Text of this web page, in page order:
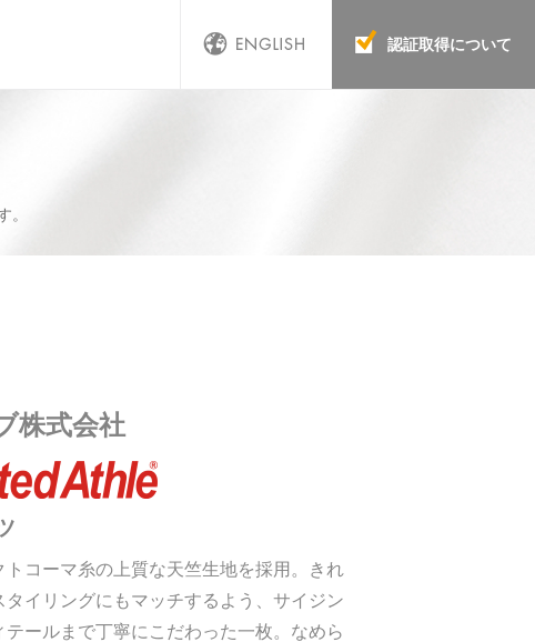
認証取得について
。
株式会社
トコーマ糸の上質な天竺生地を採用。きれ
タイリングにもマッチするよう、サイジン
テールまで丁寧にこだわった一枚。なめら